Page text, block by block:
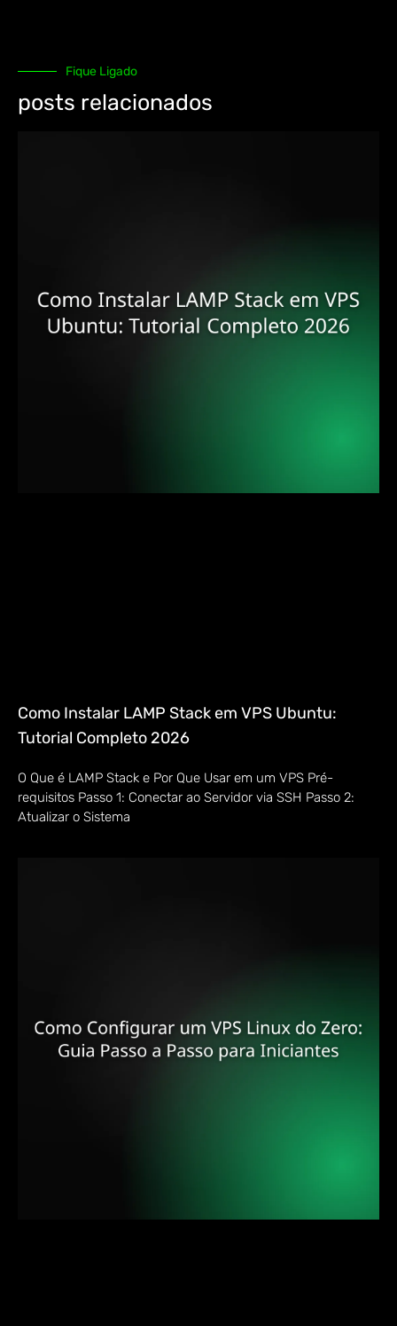
Fique Ligado
posts relacionados
Como Instalar LAMP Stack em VPS Ubuntu:
Tutorial Completo 2026
O Que é LAMP Stack e Por Que Usar em um VPS Pré-
requisitos Passo 1: Conectar ao Servidor via SSH Passo 2:
Atualizar o Sistema